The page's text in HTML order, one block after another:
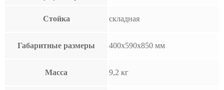
Стойка складная
Габаритные размеры 400х590х850 мм
Масса 9,2 кг